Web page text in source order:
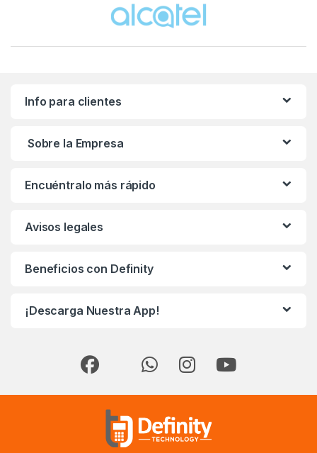
Info para clientes
Sobre la Empresa
Encuéntralo más rápido
Avisos legales
Beneficios con Definity
¡Descarga Nuestra App!